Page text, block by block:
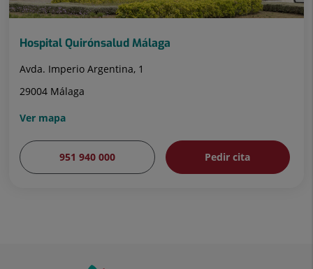
Hospital Quirónsalud Málaga
Avda. Imperio Argentina, 1
29004 Málaga
Ver mapa
951 940 000 Pedir cita